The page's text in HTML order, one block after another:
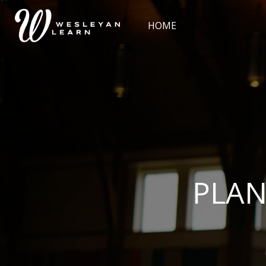
HOME
Skip [Cocoon] Slider style 2